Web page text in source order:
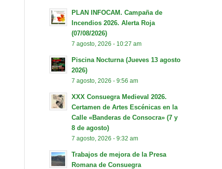
PLAN INFOCAM. Campaña de
Incendios 2026. Alerta Roja
(07/08/2026)
7 agosto, 2026 - 10:27 am
Piscina Nocturna (Jueves 13 agosto
2026)
7 agosto, 2026 - 9:56 am
XXX Consuegra Medieval 2026.
Certamen de Artes Escénicas en la
Calle «Banderas de Consocra» (7 y
8 de agosto)
7 agosto, 2026 - 9:32 am
Trabajos de mejora de la Presa
Romana de Consuegra